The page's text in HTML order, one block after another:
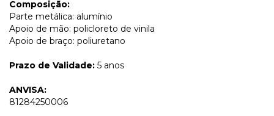
Composição:
Parte metálica: alumínio
Apoio de mão: policloreto de vinila
Apoio de braço: poliuretano
Prazo de Validade: 5 anos
ANVISA:
81284250006